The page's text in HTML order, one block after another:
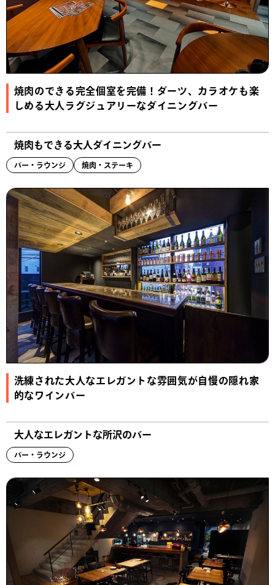
焼肉のできる完全個室を完備！ダーツ、カラオケも楽
しめる大人ラグジュアリーなダイニングバー
焼肉もできる大人ダイニングバー
バー・ラウンジ 焼肉・ステーキ
洗練された大人なエレガントな雰囲気が自慢の隠れ家
的なワインバー
大人なエレガントな所沢のバー
バー・ラウンジ